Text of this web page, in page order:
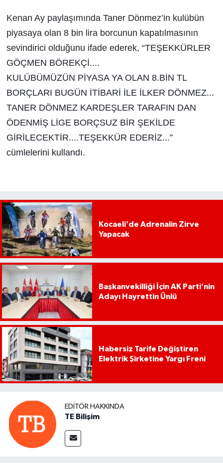
Kenan Ay paylaşımında Taner Dönmez’in kulübün
piyasaya olan 8 bin lira borcunun kapatılmasının
sevindirici olduğunu ifade ederek, “TEŞEKKÜRLER
GÖÇMEN BÖREKÇİ....
KULÜBÜMÜZÜN PİYASA YA OLAN 8.BİN TL
BORÇLARI BUGÜN İTİBARİ İLE İLKER DÖNMEZ...
TANER DÖNMEZ KARDEŞLER TARAFIN DAN
ÖDENMİŞ LİGE BORÇSUZ BİR ŞEKİLDE
GİRİLECEKTİR....TEŞEKKÜR EDERİZ...”
cümlelerini kullandı.
Kocaeli’de Adrenalin Zirve
Yapacak
Başkanvekilliği İçin AK Parti’nin
Adayı Hayrettin Ünlü
Habersiz Tarife Değiştiren
Elektrik Şirketine Yargı Freni
EDITÖR HAKKINDA
TE Bilişim